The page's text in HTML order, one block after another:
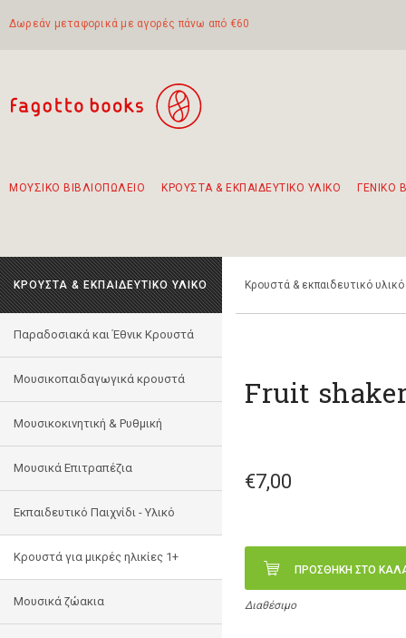
Δωρεάν μεταφορικά με αγορές πάνω από €60
ΜΟΥΣΙΚΟ ΒΙΒΛΙΟΠΩΛΕΙΟ ΚΡΟΥΣΤΑ & ΕΚΠΑΙΔΕΥΤΙΚΟ ΥΛΙΚΟ ΓΕΝΙΚΟ
ΚΡΟΥΣΤΑ & ΕΚΠΑΙΔΕΥΤΙΚΟ ΥΛΙΚΟ
Παραδοσιακά και Έθνικ Κρουστά
Μουσικοπαιδαγωγικά κρουστά
Μουσικοκινητική & Ρυθμική
Μουσικά Επιτραπέζια
Εκπαιδευτικό Παιχνίδι - Υλικό
Κρουστά για μικρές ηλικίες 1+
Mουσικά ζώακια
Κρουστά & εκπαιδευτικό υλικό
Fruit
€7,00
ΠΡΟΣΘΗΚΗ ΣΤΟ
Διαθέσιμο